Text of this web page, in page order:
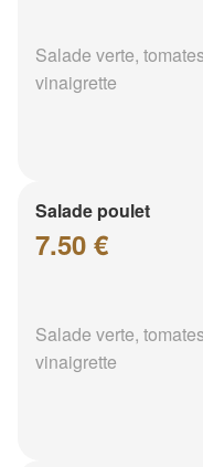
Salade verte,
vinaigrette
Salade poulet
7.50 €
Salade verte,
vinaigrette